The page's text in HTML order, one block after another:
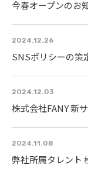
今春オープンのお
2024.12.26
SNSポリシーの策
2024.12.03
株式会社FANY 新
2024.11.08
弊社所属タレント